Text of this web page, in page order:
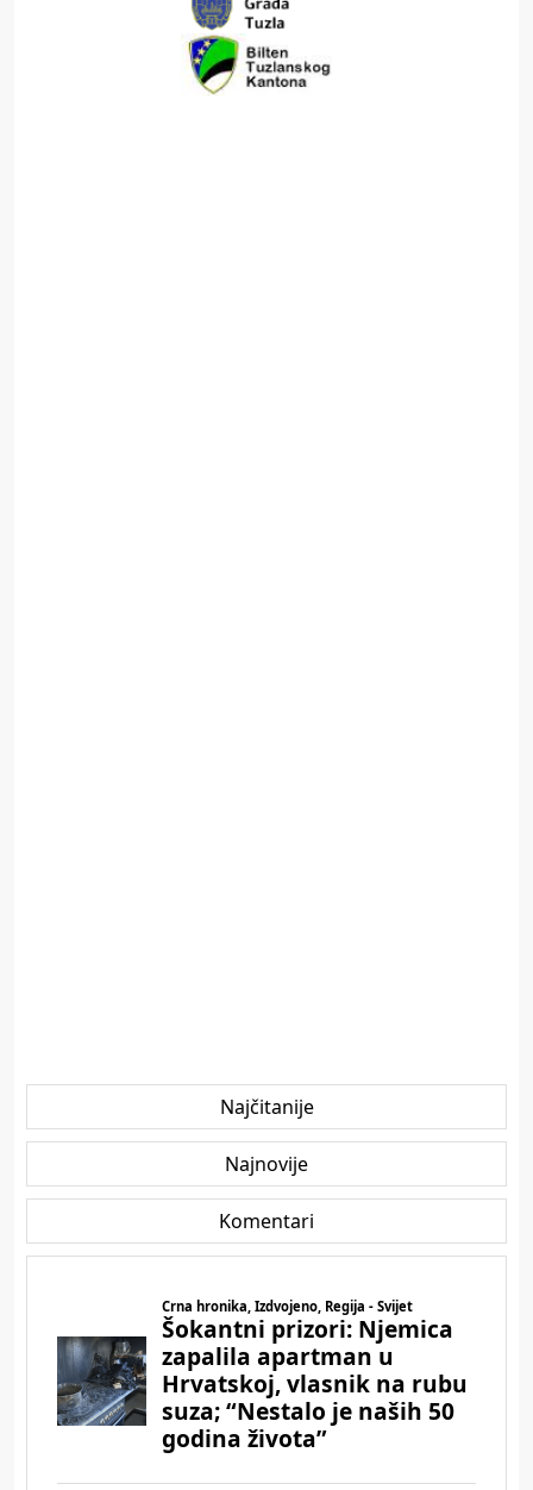
Najčitanije
Najnovije
Komentari